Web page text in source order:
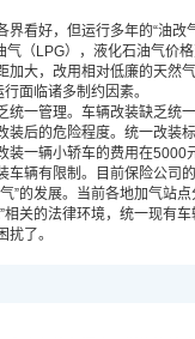
好，但运行多年的“油改
（LPG），液化石油气价
大，改用相对低廉的天然
面临诸多制约因素。
管理。车辆改装缺乏统一
后的危险程度。统一改装
辆小轿车的费用在5000
有限制。目前保险公司的
发展。当前各地加气站点
的法律环境，统一现有车
了。